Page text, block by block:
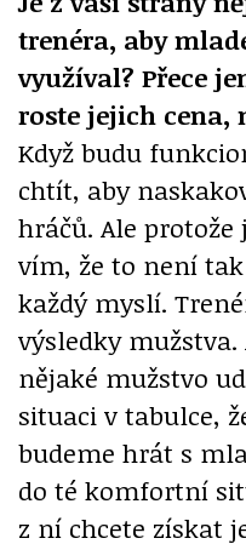
trenéra, aby
využíval? Přece
roste jejich cena,
Když budu
chtít, aby
hráčů. Ale
vím, že to není
každý myslí.
výsledky
nějaké mužstvo
situaci v tabulce,
budeme hrát s
do té komfortní
z ní chcete získat